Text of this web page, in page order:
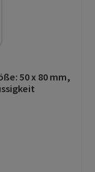
5 Sternen
50 x 80 mm,